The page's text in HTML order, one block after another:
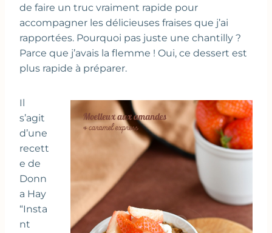
de faire un truc vraiment rapide pour
accompagner les délicieuses fraises que j’ai
rapportées. Pourquoi pas juste une chantilly ?
Parce que j’avais la flemme ! Oui, ce dessert est
plus rapide à préparer.
Il
s’agit
d’une
recett
e de
Donn
a Hay
“Insta
nt